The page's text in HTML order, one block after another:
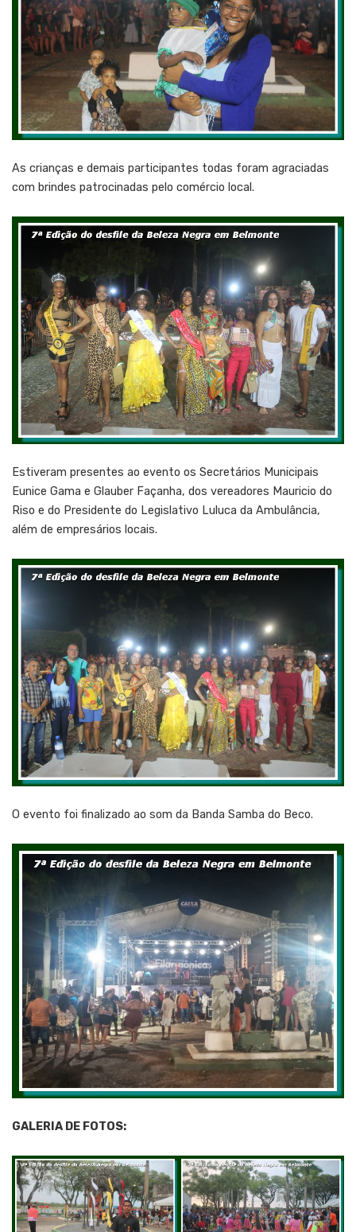
As crianças e demais participantes todas foram agraciadas
com brindes patrocinadas pelo comércio local.
Estiveram presentes ao evento os Secretários Municipais
Eunice Gama e Glauber Façanha, dos vereadores Mauricio do
Riso e do Presidente do Legislativo Luluca da Ambulância,
além de empresários locais.
O evento foi finalizado ao som da Banda Samba do Beco.
GALERIA DE FOTOS: